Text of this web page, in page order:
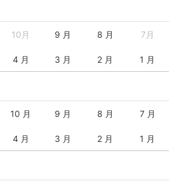
10月 9 月 8 月 7月
4 月 3 月 2 月 1 月
10 月 9 月 8 月 7 月
4 月 3 月 2 月 1 月